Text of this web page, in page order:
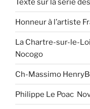
Texte sur la série
Honneur à l’artiste
La Chartre-sur-le-
Nocogo
Ch-Massimo
Philippe Le Poac